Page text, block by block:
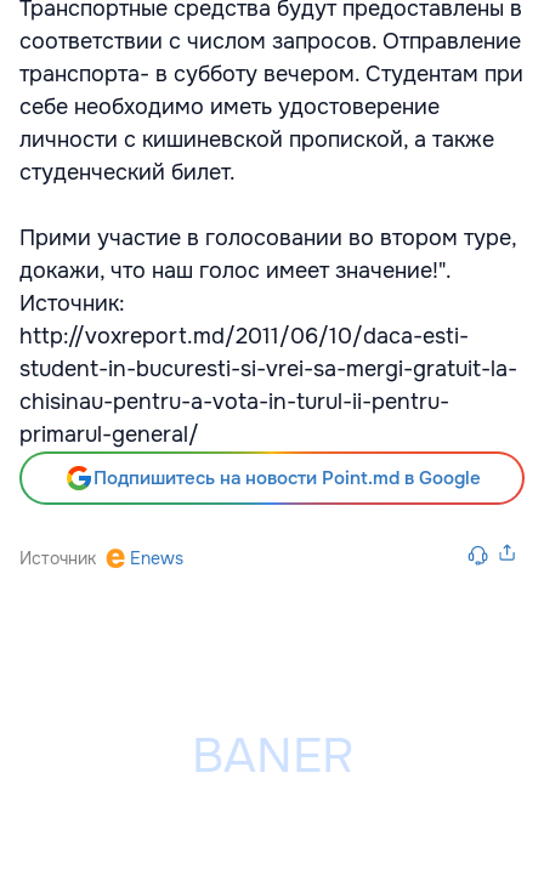
Транспортные средства будут предоставлены в
соответствии с числом запросов. Отправление
транспорта- в субботу вечером. Студентам при
себе необходимо иметь удостоверение
личности с кишиневской пропиской, а также
студенческий билет.
Прими участие в голосовании во втором туре,
докажи, что наш голос имеет значение!".
Источник:
http://voxreport.md/2011/06/10/daca-esti-
student-in-bucuresti-si-vrei-sa-mergi-gratuit-la-
chisinau-pentru-a-vota-in-turul-ii-pentru-
primarul-general/
Подпишитесь на новости Point.md в Google
Источник Enews